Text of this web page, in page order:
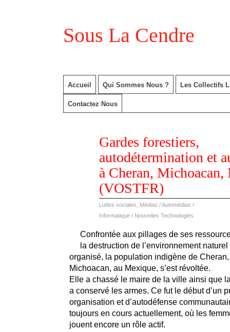
Sous La Cendre
Accueil Qui Sommes Nous ? Les Collectifs
Contactez Nous
Gardes forestiers,
autodétermination et
à Cheran, Michoacan,
(VOSTFR)
Luttes sociales
Médias / Automédias /
Informatique / Nouvelles Technologies
Confrontée aux pillages de ses
la destruction de l’environnement
organisé, la population indigène de Cheran,
Michoacan, au Mexique, s’est révoltée.
Elle a chassé le maire de la ville ainsi que
a conservé les armes. Ce fut le début d’un
organisation et d’autodéfense
toujours en cours actuellement, où les
jouent encore un rôle actif.